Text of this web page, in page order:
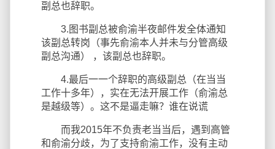
副总也辞职。
3.图书副总被俞渝半夜邮件发全体通知
该副总转岗（事先俞渝本人并未与分管高级
副总沟通） ，该副总也辞职。
4.最后一一个辞职的高级副总（在当当
工作十多年），实在无法开展工作（俞渝总
是越级等）。这不是逼走嘛？谁在说谎
而我2015年不负责老当当后，遇到高管
和俞渝分歧，为了支持俞渝工作，没有主动